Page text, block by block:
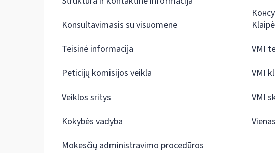
Konsultavimasis su visuomene
Teisinė informacija
Peticijų komisijos veikla
Veiklos sritys
Kokybės vadyba
Mokesčių administravimo procedūros
VMI
VMI
VMI